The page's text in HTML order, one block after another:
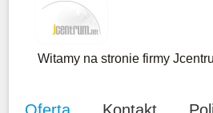
Witamy na stronie firmy